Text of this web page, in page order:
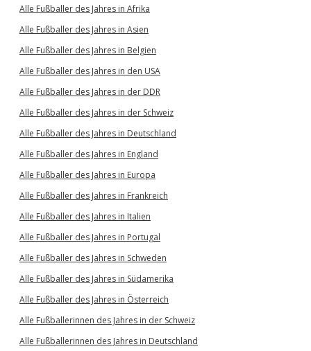
Alle Fußballer des Jahres in Afrika
Alle Fußballer des Jahres in Asien
Alle Fußballer des Jahres in Belgien
Alle Fußballer des Jahres in den USA
Alle Fußballer des Jahres in der DDR
Alle Fußballer des Jahres in der Schweiz
Alle Fußballer des Jahres in Deutschland
Alle Fußballer des Jahres in England
Alle Fußballer des Jahres in Europa
Alle Fußballer des Jahres in Frankreich
Alle Fußballer des Jahres in Italien
Alle Fußballer des Jahres in Portugal
Alle Fußballer des Jahres in Schweden
Alle Fußballer des Jahres in Südamerika
Alle Fußballer des Jahres in Österreich
Alle Fußballerinnen des Jahres in der Schweiz
Alle Fußballerinnen des Jahres in Deutschland